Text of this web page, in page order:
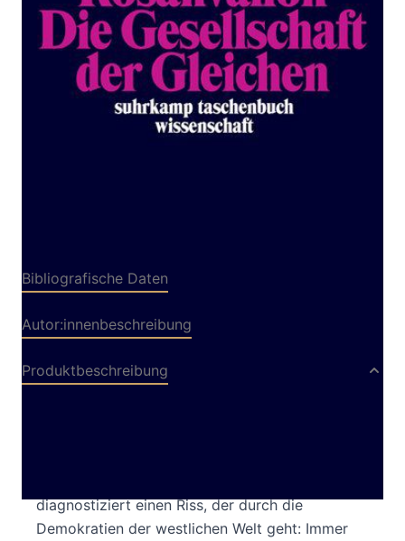
VonPierre Rosanvallon
Verlag: Suhrkamp 19.10.2017
384 Seiten
Bibliografische Daten
Autor:innenbeschreibung
Produktbeschreibung
diagnostiziert einen Riss, der durch die
Demokratien der westlichen Welt geht: Immer